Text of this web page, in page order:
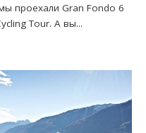
проехали Gran Fondo 6
Tour. А вы...